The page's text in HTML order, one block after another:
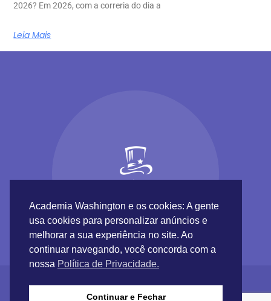
2026? Em 2026, com a correria do dia a
Leia Mais
Academia Washington e os cookies: A gente
usa cookies para personalizar anúncios e
melhorar a sua experiência no site. Ao
continuar navegando, você concorda com a
nossa Política de Privacidade.
Continuar e Fechar